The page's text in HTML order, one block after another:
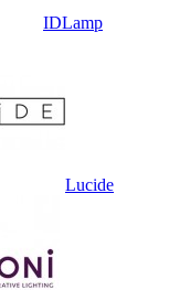
IDLamp
Lucide